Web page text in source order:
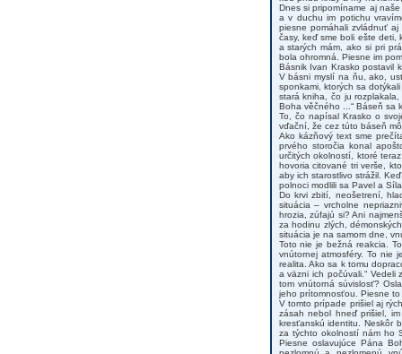
Dnes si pripomíname aj
a v duchu im potichu
piesne pomáhali zvládnuť
časy, keď sme boli ešte deti,
a starých mám, ako si pri
bola ohromná. Piesne im
Básnik Ivan Krasko postavil
V básni myslí na ňu, ako,
sponkami, ktorých sa
stará kniha, čo ju
Boha věčného ...“ Báseň sa
To, čo napísal Krasko o
vďační, že cez túto báseň
Ako kázňový text sme
prvého storočia konal
určitých okolností, ktoré
hovoria citované tri verše,
aby ich starostlivo strážil.
polnoci modlili sa Pavel a
Do krvi zbití, neošetrení,
situácia – vrcholne
hrozia, zúfajú si? Ani
za hodinu zlých,
situácia je na samom dne,
Toto nie je bežná reakcia.
vnútornej atmosféry. To
realita. Ako sa k tomu
a väzni ich počúvali.“
tom vnútorná súvislosť?
jeho prítomnosťou. Piesne
V tomto prípade prišiel aj
zásah nebol hneď prišiel,
kresťanskú identitu. Neskôr
za týchto okolností nám ho
Piesne oslavujúce Pána